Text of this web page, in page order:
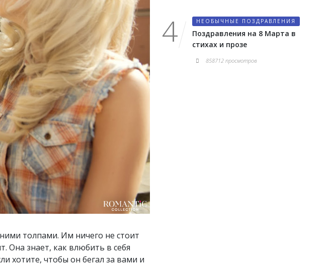
толпами. Им ничего не стоит
Она знает, как влюбить в себя
хотите, чтобы он бегал за вами и
НЕОБЫЧНЫЕ ПОЗДРАВЛЕНИЯ
Поздравления на 8 Марта в
стихах и прозе
858712 просмотров